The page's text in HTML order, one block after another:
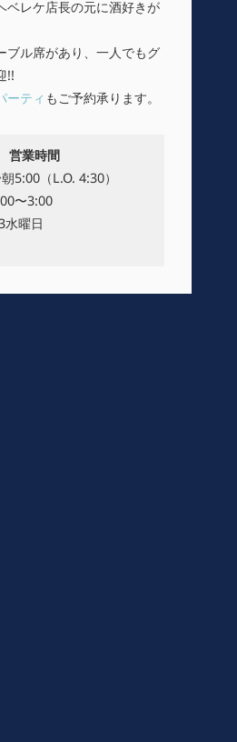
ベレケ店長の元に酒好きが
ブル席があり、一人でもグ
!!
ーティ もご予約承ります。
営業時間
5:00（L.O. 4:30）
〜3:00
水曜日